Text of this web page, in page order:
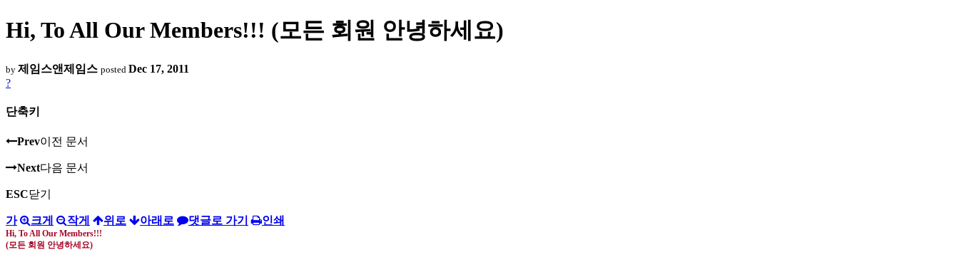
Hi, To All Our Members!!! (모든 회원 안녕하세요)
by 제임스앤제임스 posted Dec 17, 2011
?
단축키
Prev이전 문서
Next다음 문서
ESC닫기
가 크게 작게 위로 아래로 댓글로 가기 인쇄
Hi, To All Our Members!!!
(모든 회원 안녕하세요)